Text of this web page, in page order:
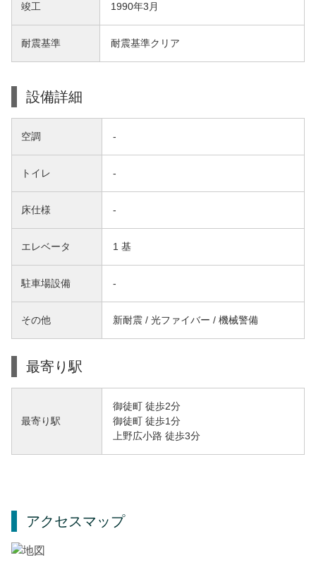
竣工 1990年3月
耐震基準 耐震基準クリア
設備詳細
空調 -
トイレ -
床仕様 -
エレベータ 1 基
駐車場設備 -
その他 新耐震 / 光ファイバー / 機械警備
最寄り駅
最寄り駅
御徒町 徒歩2分
御徒町 徒歩1分
上野広小路 徒歩3分
アクセスマップ